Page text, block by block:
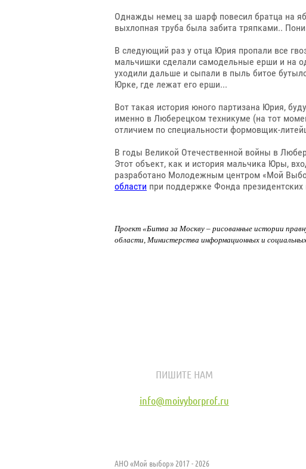
Однажды немец за шарф повесил братца на
выхлопная труба была забита тряпками..
В следующий раз у отца Юрия пропали все
мальчишки сделали самодельные ерши и на
уходили дальше и сыпали в пыль битое
Юрке, где лежат его ерши...
Вот такая история юного партизана Юрия,
именно в Люберецком техникуме (на тот
отличием по специальности формовщик-
В годы Великой Отечественной войны в
Этот объект, как и история мальчика Юры,
разработано Молодежным центром «Мой
области при поддержке Фонда президентских
Проект «Битва за Москву – рисованные истории
области, Министерства информационных и
ПИШИТЕ НАМ
info@moivyborprof.ru
АНО «Мой выбор» 2017 - 2026